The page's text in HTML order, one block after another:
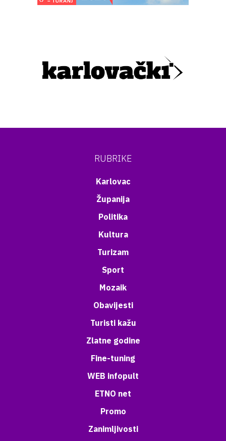
RUBRIKE
Karlovac
Županija
Politika
Kultura
Turizam
Sport
Mozaik
Obavijesti
Turisti kažu
Zlatne godine
Fine-tuning
WEB infopult
ETNO net
Promo
Zanimljivosti